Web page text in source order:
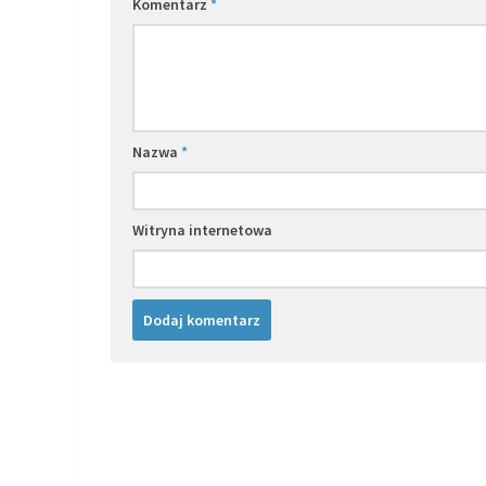
Komentarz *
Nazwa *
Witryna internetowa